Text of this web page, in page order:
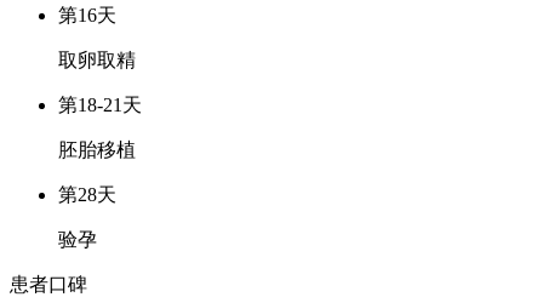
第16天
取卵取精
第18-21天
胚胎移植
第28天
验孕
患者口碑